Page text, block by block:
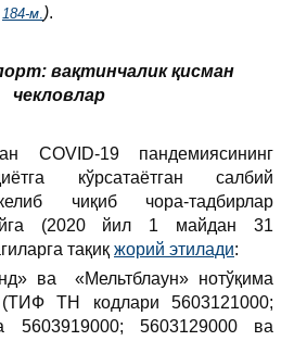
184-м.).
вақтинчалик қисман
чекловлар
СOVID-19 пандемиясининг
кўрсатаётган салбий
чиқиб чора-тадбирлар
(2020 йил 1 майдан 31
тақиқ жорий этилади:
ва «Мельтблаун» нотўқима
(ТИФ ТН кодлари 5603121000;
5603919000; 5603129000 ва